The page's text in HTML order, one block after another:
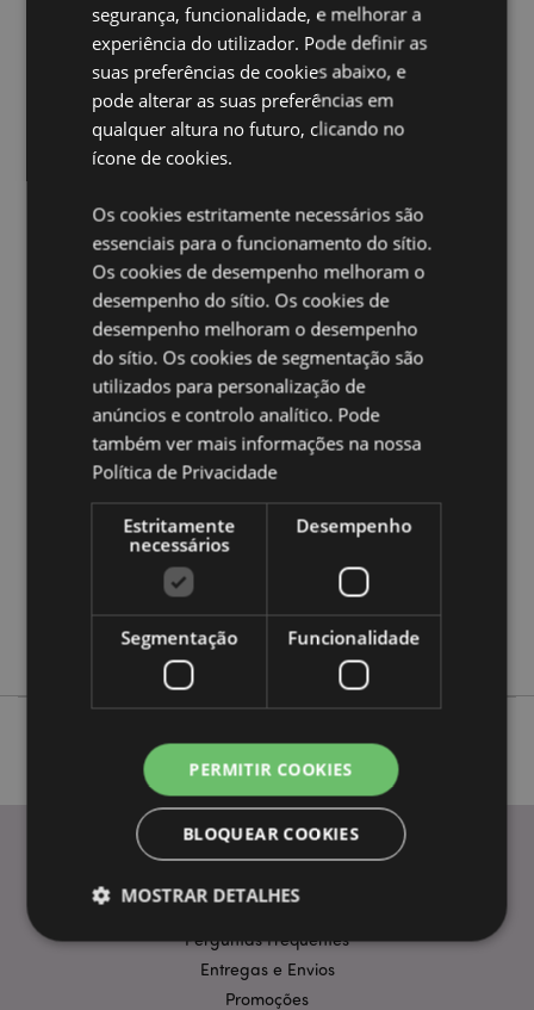
Descrição do Produto
Mini Bloco de Notas A7 em Pelúcia Jingle Bunch Natal
Material: Poliéster, papel, metal, plástico e cartão
Tipo de livro:A7 - 60 Páginas
Ampliar informação:
Quer saber mais acerca de comprar na Puckator?
a nossaGuia de informação para o cliente.
Caracteristicas do Produto
Informação
Altura 9cm Largura 6.5cm Profundidade 1.5cm
5055071513107
64
Não
Jingle Bunch
INFORMAÇÃO
Perguntas Frequentes
Entregas e Envios
Promoções
segurança, funcionalidade, e melhorar a
experiência do utilizador. Pode definir as
suas preferências de cookies abaixo, e
pode alterar as suas preferências em
qualquer altura no futuro, clicando no
ícone de cookies.
Os cookies estritamente necessários são
essenciais para o funcionamento do sítio.
Os cookies de desempenho melhoram o
desempenho do sítio. Os cookies de
desempenho melhoram o desempenho
do sítio. Os cookies de segmentação são
utilizados para personalização de
anúncios e controlo analítico. Pode
também ver mais informações na nossa
Política de Privacidade
Estritamente
necessários
Desempenho
Segmentação Funcionalidade
PERMITIR COOKIES
BLOQUEAR COOKIES
MOSTRAR DETALHES
Estritamente necessários